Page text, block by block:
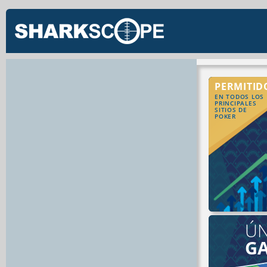
EN TODOS LOS
PRINCIPALES
SITIOS DE
POKER